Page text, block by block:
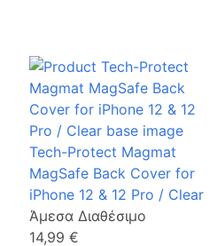
Tech-Protect Magmat
MagSafe Back Cover for
iPhone 12 & 12 Pro / Clear
Άμεσα Διαθέσιμο
14,99 €